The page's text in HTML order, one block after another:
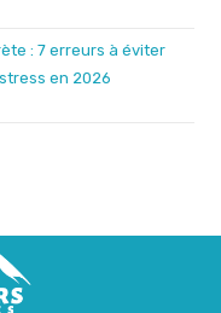
: 7 erreurs à éviter
en 2026